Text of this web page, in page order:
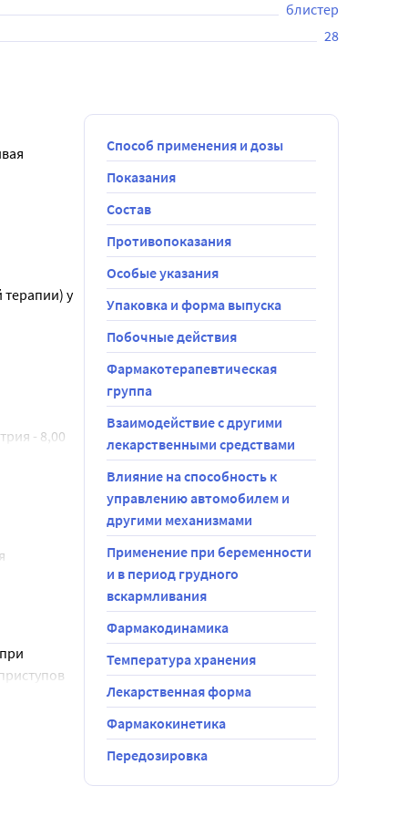
блистер
28
АПФ и/
в
по
один
и
При
блокады),
терапии) у
- 8,00
1-2
Способ применения и дозы
Показания
Состав
Противопоказания
Особые указания
Упаковка и форма выпуска
Побочные действия
Фармакотерапевтическая
группа
Взаимодействие с другими
лекарственными средствами
Влияние на способность к
управлению автомобилем и
другими механизмами
Применение при беременности
и в период грудного
вскармливания
Фармакодинамика
Температура хранения
Лекарственная форма
Фармакокинетика
Передозировка